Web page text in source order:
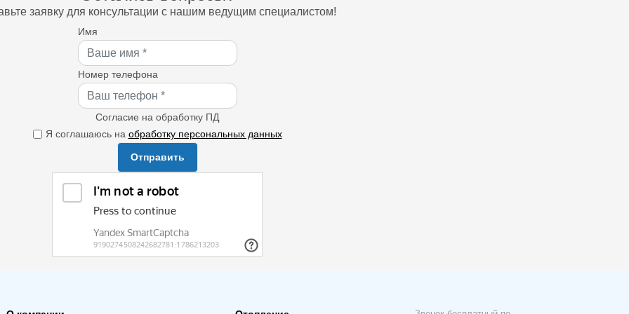
заявку для консультации с нашим ведущим специалистом!
Имя
Номер телефона
Согласие на обработку ПД
Я соглашаюсь на обработку персональных данных
Отправить